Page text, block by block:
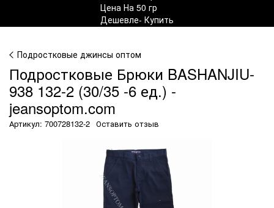
Подростковые джинсы оптом
Подростковые Брюки BASHANJIU-
938 132-2 (30/35 -6 ед.) -
jeansoptom.com
Артикул: 700728132-2 Оставить отзыв